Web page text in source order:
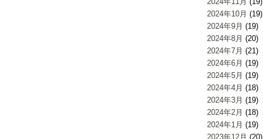
2024年10月 (19)
2024年9月 (19)
2024年8月 (20)
2024年7月 (21)
2024年6月 (19)
2024年5月 (19)
2024年4月 (18)
2024年3月 (19)
2024年2月 (18)
2024年1月 (19)
2023年12月 (20)